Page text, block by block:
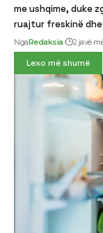
me ushqime, duke
ruajtur freskinë
NgaRedaksia 2 javë
Lexo më shumë